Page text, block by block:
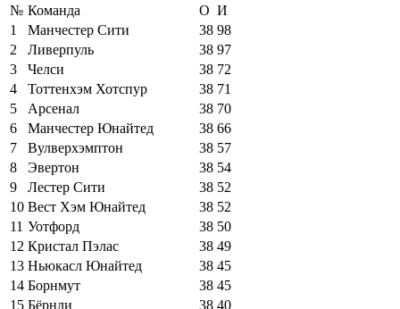
№ Команда О И
1
Манчестер Сити 38 98
2
Ливерпуль 38 97
3
Челси 38 72
4
Тоттенхэм Хотспур 38 71
5
Арсенал 38 70
6
Манчестер Юнайтед 38 66
7
Вулверхэмптон 38 57
8
Эвертон 38 54
9
Лестер Сити 38 52
10 Вест Хэм Юнайтед 38 52
11 Уотфорд 38 50
12 Кристал Пэлас 38 49
13 Ньюкасл Юнайтед 38 45
14 Борнмут 38 45
15 Бёрнли 38 40